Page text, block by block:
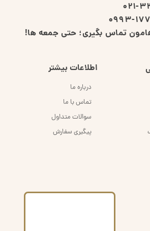
تماس بگیری؛ حتی جمعه ها!
اطلاعات بیشتر
درباره ما
تماس با ما
سوالات متداول
پیگیری سفارش